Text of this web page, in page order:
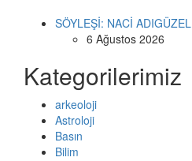
SÖYLEŞİ: NACİ ADIGÜZEL
6 Ağustos 2026
Kategorilerimiz
arkeoloji
Astroloji
Basın
Bilim